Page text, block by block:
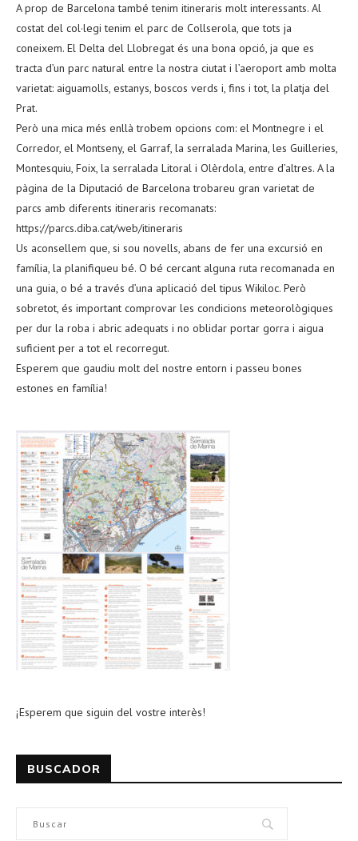
A prop de Barcelona també tenim itineraris molt interessants. Al
costat del col·legi tenim el parc de Collserola, que tots ja
coneixem. El Delta del Llobregat és una bona opció, ja que es
tracta d’un parc natural entre la nostra ciutat i l’aeroport amb molta
varietat: aiguamolls, estanys, boscos verds i, fins i tot, la platja del
Prat.
Però una mica més enllà trobem opcions com: el Montnegre i el
Corredor, el Montseny, el Garraf, la serralada Marina, les Guilleries,
Montesquiu, Foix, la serralada Litoral i Olèrdola, entre d’altres. A la
pàgina de la Diputació de Barcelona trobareu gran varietat de
parcs amb diferents itineraris recomanats:
https://parcs.diba.cat/web/itineraris
Us aconsellem que, si sou novells, abans de fer una excursió en
família, la planifiqueu bé. O bé cercant alguna ruta recomanada en
una guia, o bé a través d’una aplicació del tipus Wikiloc. Però
sobretot, és important comprovar les condicions meteorològiques
per dur la roba i abric adequats i no oblidar portar gorra i aigua
suficient per a tot el recorregut.
Esperem que gaudiu molt del nostre entorn i passeu bones
estones en família!
¡Esperem que siguin del vostre interès!
BUSCADOR